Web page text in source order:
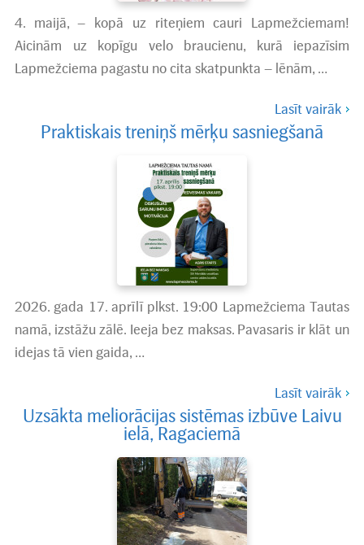
4. maijā, – kopā uz riteņiem cauri Lapmežciemam!
Aicinām uz kopīgu velo braucienu, kurā iepazīsim
Lapmežciema pagastu no cita skatpunkta – lēnām, …
Lasīt vairāk
Praktiskais treniņš mērķu sasniegšanā
2026. gada 17. aprīlī plkst. 19:00 Lapmežciema Tautas
namā, izstāžu zālē. Ieeja bez maksas. Pavasaris ir klāt un
idejas tā vien gaida, …
Lasīt vairāk
Uzsākta meliorācijas sistēmas izbūve Laivu
ielā, Ragaciemā